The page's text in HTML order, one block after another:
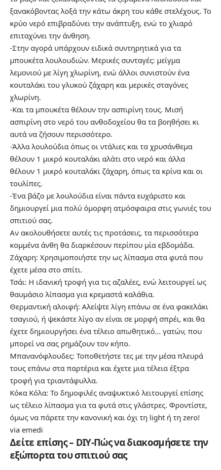
ξανακόβοντας λοξά την κάτω άκρη του κάθε στελέχους. Το
κρύο νερό επιβραδύνει την ανάπτυξη, ενώ το χλιαρό
επιταχύνει την άνθηση.
-Στην αγορά υπάρχουν ειδικά συντηρητικά για τα
μπουκέτα λουλουδιών. Μερικές συνταγές: μείγμα
λεμονιού με λίγη χλωρίνη, ενώ άλλοι συνιστούν ένα
κουταλάκι του γλυκού ζάχαρη και μερικές σταγόνες
χλωρίνη.
-Και τα μπουκέτα θέλουν την ασπιρίνη τους. Μισή
ασπιρίνη στο νερό του ανθοδοχείου θα τα βοηθήσει κι
αυτά να ζήσουν περισσότερο.
-Άλλα λουλούδια όπως οι ντάλιες και τα χρυσάνθεμα
θέλουν 1 μικρό κουταλάκι αλάτι στο νερό και άλλα
θέλουν 1 μικρό κουταλάκι ζάχαρη, όπως τα κρίνα και οι
τουλίπες.
-Ένα βάζο με λουλούδια είναι πάντα ευχάριστο και
δημιουργεί μια πολύ όμορφη ατμόσφαιρα στις γωνιές του
σπιτιού σας.
Αν ακολουθήσετε αυτές τις προτάσεις, τα περισσότερα
κομμένα άνθη θα διαρκέσουν περίπου μία εβδομάδα.
Ζάχαρη: Χρησιμοποιήστε την ως λίπασμα στα φυτά που
έχετε μέσα στο σπίτι.
Τσάι: Η ιδανική τροφή για τις αζαλέες, ενώ λειτουργεί ως
θαυμάσιο λίπασμα για κρεμαστά καλάθια.
Θερμαντική αλοιφή: Αλείψτε λίγη επάνω σε ένα φακελάκι
τσαγιού, ή ψεκάστε λίγο αν είναι σε μορφή σπρέι, και θα
έχετε δημιουργήσει ένα τέλειο απωθητικό… γατών, που
μπορεί να σας ρημάζουν τον κήπο.
Μπανανόφλουδες: Τοποθετήστε τες με την μέσα πλευρά
τους επάνω στα παρτέρια και έχετε μια τέλεια έξτρα
τροφή για τριαντάφυλλα.
Κόκα Κόλα: Το δημοφιλές αναψυκτικό λειτουργεί επίσης
ως τέλειο λίπασμα για τα φυτά στις γλάστρες. Φροντίστε,
όμως να πάρετε την κανονική και όχι τη light ή τη zero!
via emedi
Δείτε επίσης – DIY-Πώς να διακοσμήσετε την
εξώπορτα του σπιτιού σας